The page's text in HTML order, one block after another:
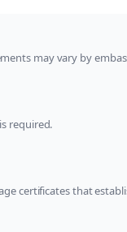
may vary by
required.
certificates that